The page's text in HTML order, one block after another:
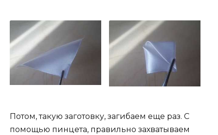
Потом, такую заготовку, загибаем еще раз. С
помощью пинцета, правильно захватываем